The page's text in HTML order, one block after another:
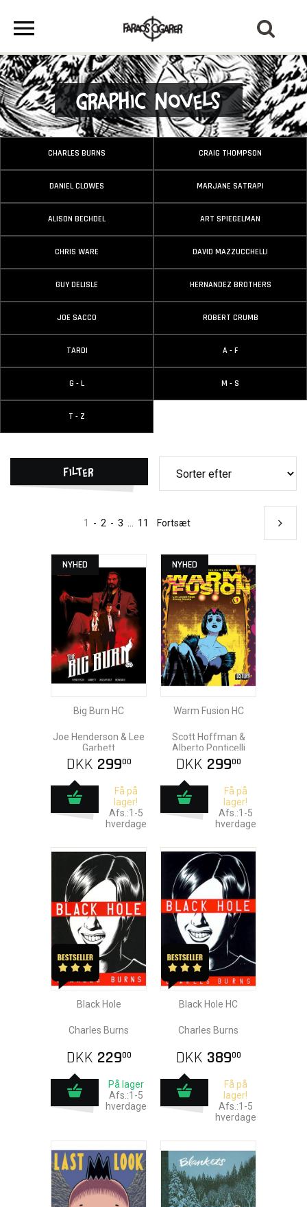
Graphic Novels
CHARLES BURNS CRAIG THOMPSON
DANIEL CLOWES MARJANE SATRAPI
ALISON BECHDEL ART SPIEGELMAN
CHRIS WARE DAVID MAZZUCCHELLI
GUY DELISLE HERNANDEZ BROTHERS
JOE SACCO ROBERT CRUMB
TARDI A - F
G - L M - S
T - Z
Filter
1 - 2 - 3 11 Fortsæt
NYHED
Big Burn HC
Joe Henderson & Lee
Garbett
DKK 29900
Få på
lager!
Afs.:1-5
hverdage
NYHED
Warm Fusion HC
Scott Hoffman &
Alberto Ponticelli
DKK 29900
Få på
lager!
Afs.:1-5
hverdage
Black Hole
Charles Burns
DKK 22900
På lager
Afs.:1-5
hverdage
Black Hole HC
Charles Burns
DKK 38900
Få på
lager!
Afs.:1-5
hverdage